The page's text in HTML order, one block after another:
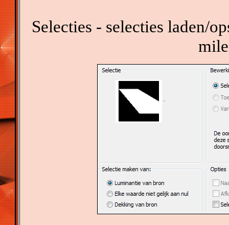
Selecties - selecties laden/